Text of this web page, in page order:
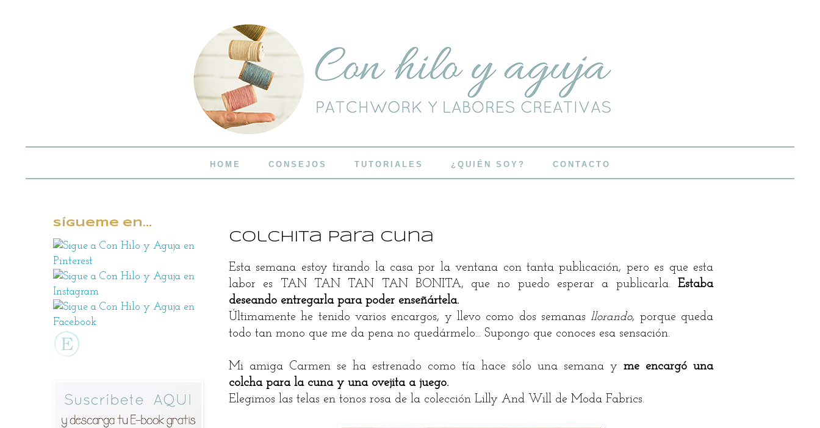
HOME CONSEJOS TUTORIALES ¿QUIÉN SOY? CONTACTO
Colchita para cuna
Esta semana estoy tirando la casa por la ventana con tanta publicación, pero es que esta
labor es TAN TAN TAN TAN BONITA, que no puedo esperar a publicarla. Estaba
deseando entregarla para poder enseñártela.
Últimamente he tenido varios encargos, y llevo como dos semanas llorando, porque queda
todo tan mono que me da pena no quedármelo... Supongo que conoces esa sensación.
Mi amiga Carmen se ha estrenado como tía hace sólo una semana y me encargó una
colcha para la cuna y una ovejita a juego.
Elegimos las telas en tonos rosa de la colección Lilly And Will de Moda Fabrics.
Sígueme en...